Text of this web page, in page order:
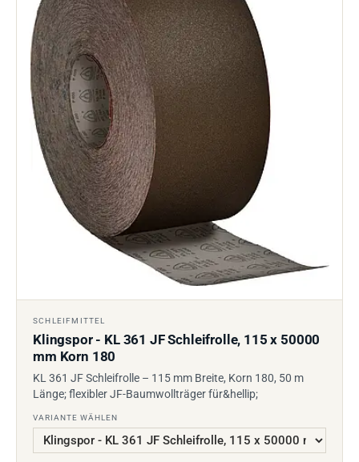
SCHLEIFMITTEL
Klingspor - KL 361 JF Schleifrolle, 115 x 50000
mm Korn 180
KL 361 JF Schleifrolle – 115 mm Breite, Korn 180, 50 m
Länge; flexibler JF-Baumwollträger für&hellip;
VARIANTE WÄHLEN